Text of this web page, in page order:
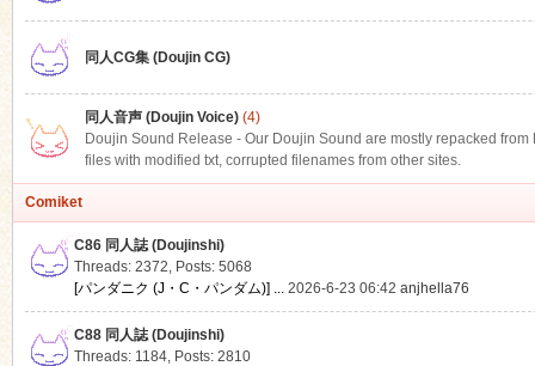
同人CG集 (Doujin CG)
同人音声 (Doujin Voice)(4)
Doujin Sound Release - Our Doujin Sound are mostly repacked
files with modified txt, corrupted filenames from other sites.
Comiket
C86 同人誌 (Doujinshi)
Threads: 2372, Posts: 5068
[パンダニク (J・C・パンダム)] ... 2026-6-23 06:42 anjhella76
C88 同人誌 (Doujinshi)
Threads: 1184, Posts: 2810